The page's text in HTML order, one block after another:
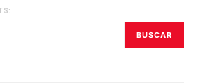
BUSCAR